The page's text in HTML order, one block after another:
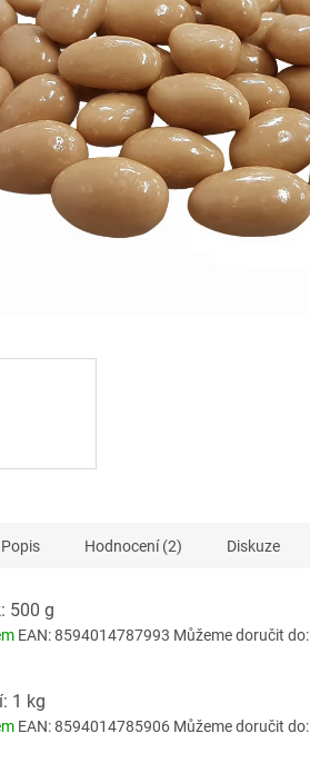
Popis Hodnocení (2) Diskuze
500 g
EAN:8594014787993 Můžeme doručit do:
1 kg
EAN:8594014785906 Můžeme doručit do: